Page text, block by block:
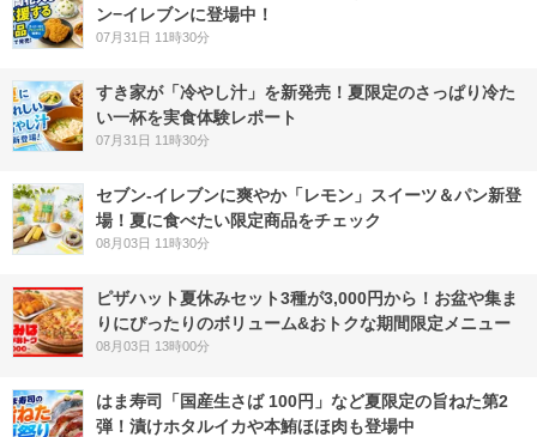
ン−イレブンに登場中！
07月31日 11時30分
すき家が「冷やし汁」を新発売！夏限定のさっぱり冷た
い一杯を実食体験レポート
07月31日 11時30分
セブン‐イレブンに爽やか「レモン」スイーツ＆パン新登
場！夏に食べたい限定商品をチェック
08月03日 11時30分
ピザハット夏休みセット3種が3,000円から！お盆や集ま
りにぴったりのボリューム&おトクな期間限定メニュー
08月03日 13時00分
はま寿司「国産生さば 100円」など夏限定の旨ねた第2
弾！漬けホタルイカや本鮪ほほ肉も登場中